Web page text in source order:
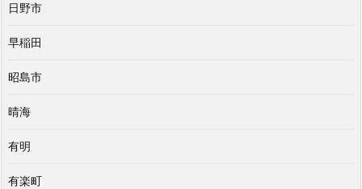
日野市
早稲田
昭島市
晴海
有明
有楽町